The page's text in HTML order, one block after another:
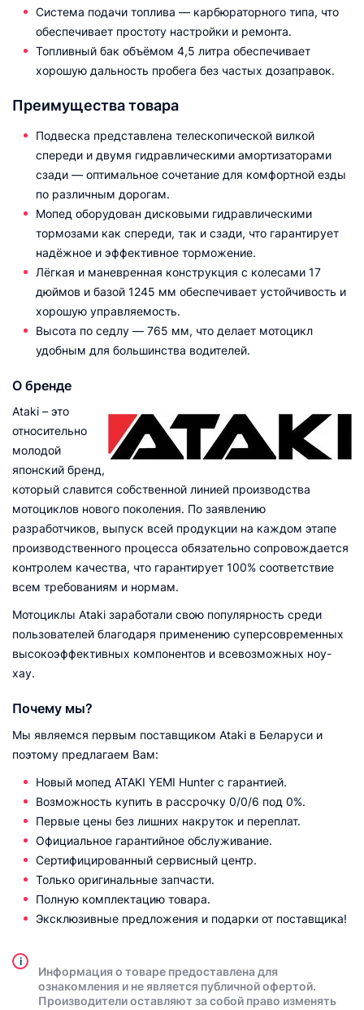
Система подачи топлива — карбюраторного типа, что
обеспечивает простоту настройки и ремонта.
Топливный бак объёмом 4,5 литра обеспечивает
хорошую дальность пробега без частых дозаправок.
Преимущества товара
Подвеска представлена телескопической вилкой
спереди и двумя гидравлическими амортизаторами
сзади — оптимальное сочетание для комфортной езды
по различным дорогам.
Мопед оборудован дисковыми гидравлическими
тормозами как спереди, так и сзади, что гарантирует
надёжное и эффективное торможение.
Лёгкая и маневренная конструкция с колесами 17
дюймов и базой 1245 мм обеспечивает устойчивость и
хорошую управляемость.
Высота по седлу — 765 мм, что делает мотоцикл
удобным для большинства водителей.
О бренде
Ataki – это
относительно
молодой
японский бренд,
который славится собственной линией производства
мотоциклов нового поколения. По заявлению
разработчиков, выпуск всей продукции на каждом этапе
производственного процесса обязательно сопровождается
контролем качества, что гарантирует 100% соответствие
всем требованиям и нормам.
Мотоциклы Ataki заработали свою популярность среди
пользователей благодаря применению суперсовременных
высокоэффективных компонентов и всевозможных ноу-
хау.
Почему мы?
Мы являемся первым поставщиком Ataki в Беларуси и
поэтому предлагаем Вам:
Новый мопед ATAKI YEMI Hunter с гарантией.
Возможность купить в рассрочку 0/0/6 под 0%.
Первые цены без лишних накруток и переплат.
Официальное гарантийное обслуживание.
Сертифицированный сервисный центр.
Только оригинальные запчасти.
Полную комплектацию товара.
Эксклюзивные предложения и подарки от поставщика!
i
Информация о товаре предоставлена для
ознакомления и не является публичной офертой.
Производители оставляют за собой право изменять